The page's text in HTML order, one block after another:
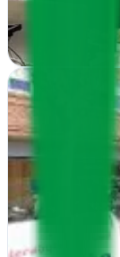
creativo desde
Ver ficha
Seo4Pymes
Logroño, La
En Logroño,
sitios y
internet